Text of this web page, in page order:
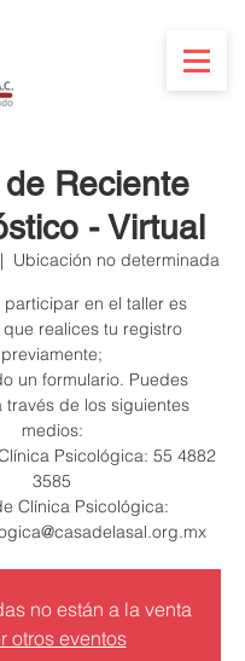
de Reciente
- Virtual
Ubicación no determinada
participar en el taller es
realices tu registro
previamente;
un formulario. Puedes
través de los siguientes
medios:
Psicológica: 55 4882
3585
Clínica Psicológica:
no están a la venta
otros eventos